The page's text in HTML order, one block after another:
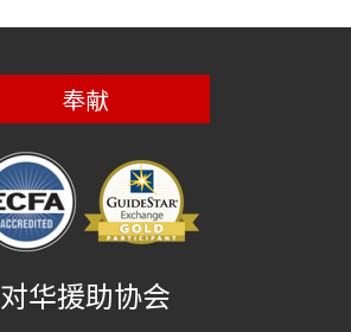
奉献
对华援助协会